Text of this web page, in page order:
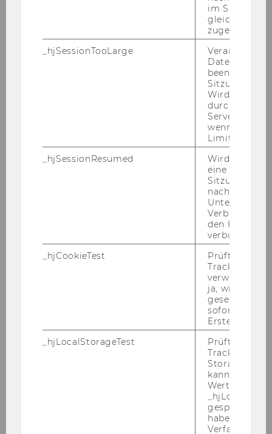
http://www.wu.ac.at/structure/lobby/equaltre
· Reise- und Aufenthaltskosten: Wir bitten
Bewerberinnen und Bewerber um Verständnis
dafür, dass Reise- und Aufenthaltskosten, die
Aufnahmeverfahren entstehen, nicht von der
Wirtschaftsuniversität Wien abgegolten
AUS­GE­SCHRIE­BE­NE STEL­LEN:
Vi­ze­rek­to­rat für For­schung, In­ter­na­tio­
vor­aus­sicht­lich
eine Stel­le eines Pro­
jekt­lei­ters/einer Pro­jekt­lei­te­rin Ak­kre­di­tie­
(An­ge­stell­te/r gemäß Kol­lek­tiv­ver­trag für
die Ar­beit­neh­mer/innen der Uni­ver­si­tä­ten, mo­
nat­li­ches Min­des­t­ent­gelt: 2.532,- € brut­to, die
Be­reit­schaft zur Über­zah­lung in Ab­hän­gig­keit
zu Ihrem in­di­vi­du­el­len Pro­fil ist vor­han­den)
di­tie­run­gen, u.a.:
Auf­stel­lung von Pro­jekt­plä­nen für Ak­kre­di­tie­
run­gen/Re­ak­kre­di­tie­run­gen, Vor­be­rei­tung von
Ent­schei­dungs­grund­la­gen für das Rek­to­rat, Er­
stel­lung und Um­set­zung von in­ter­nen Kom­
mu­ni­ka­ti­ons­plä­nen, Ge­samt­ver­ant­wor­tung für
im
gleichen
zugeordnet
_hjSessionTooLarge
Veranlasst
beenden,
Sitzung zu
Wird
durch ein
Servers
wenn die
Limit
_hjSessionResumed
Wird gesetzt,
eine
Sitzung/
nach einer
Verbindung
den Hotjar-
verbunden
_hjCookieTest
Prüft, ob der
Tracking
verwenden
ja, wird ein
gesetzt. Wird
sofort nach
Erstellung
_hjLocalStorageTest
Prüft, ob der
Tracking
Storage
kann. Wenn
Wert 1
haben keine
Verfallszeit,